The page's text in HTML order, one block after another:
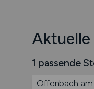
1 passende
Offenbach am